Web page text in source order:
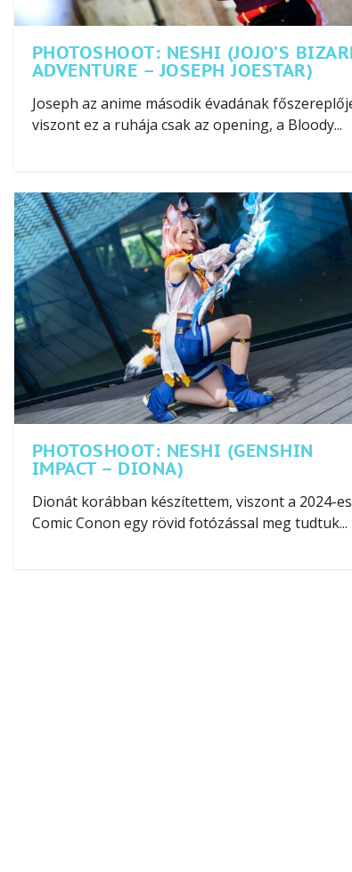
PHOTOSHOOT: NESHI (JOJO’S
ADVENTURE – JOSEPH JOESTAR)
Joseph az anime második évadának
viszont ez a ruhája csak az opening, a Bloody...
PHOTOSHOOT: NESHI (GENSHIN
IMPACT – DIONA)
Dionát korábban készítettem, viszont a 2024-es
Comic Conon egy rövid fotózással meg tudtuk...